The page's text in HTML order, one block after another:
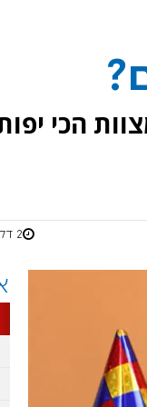
הכי
2 דקות